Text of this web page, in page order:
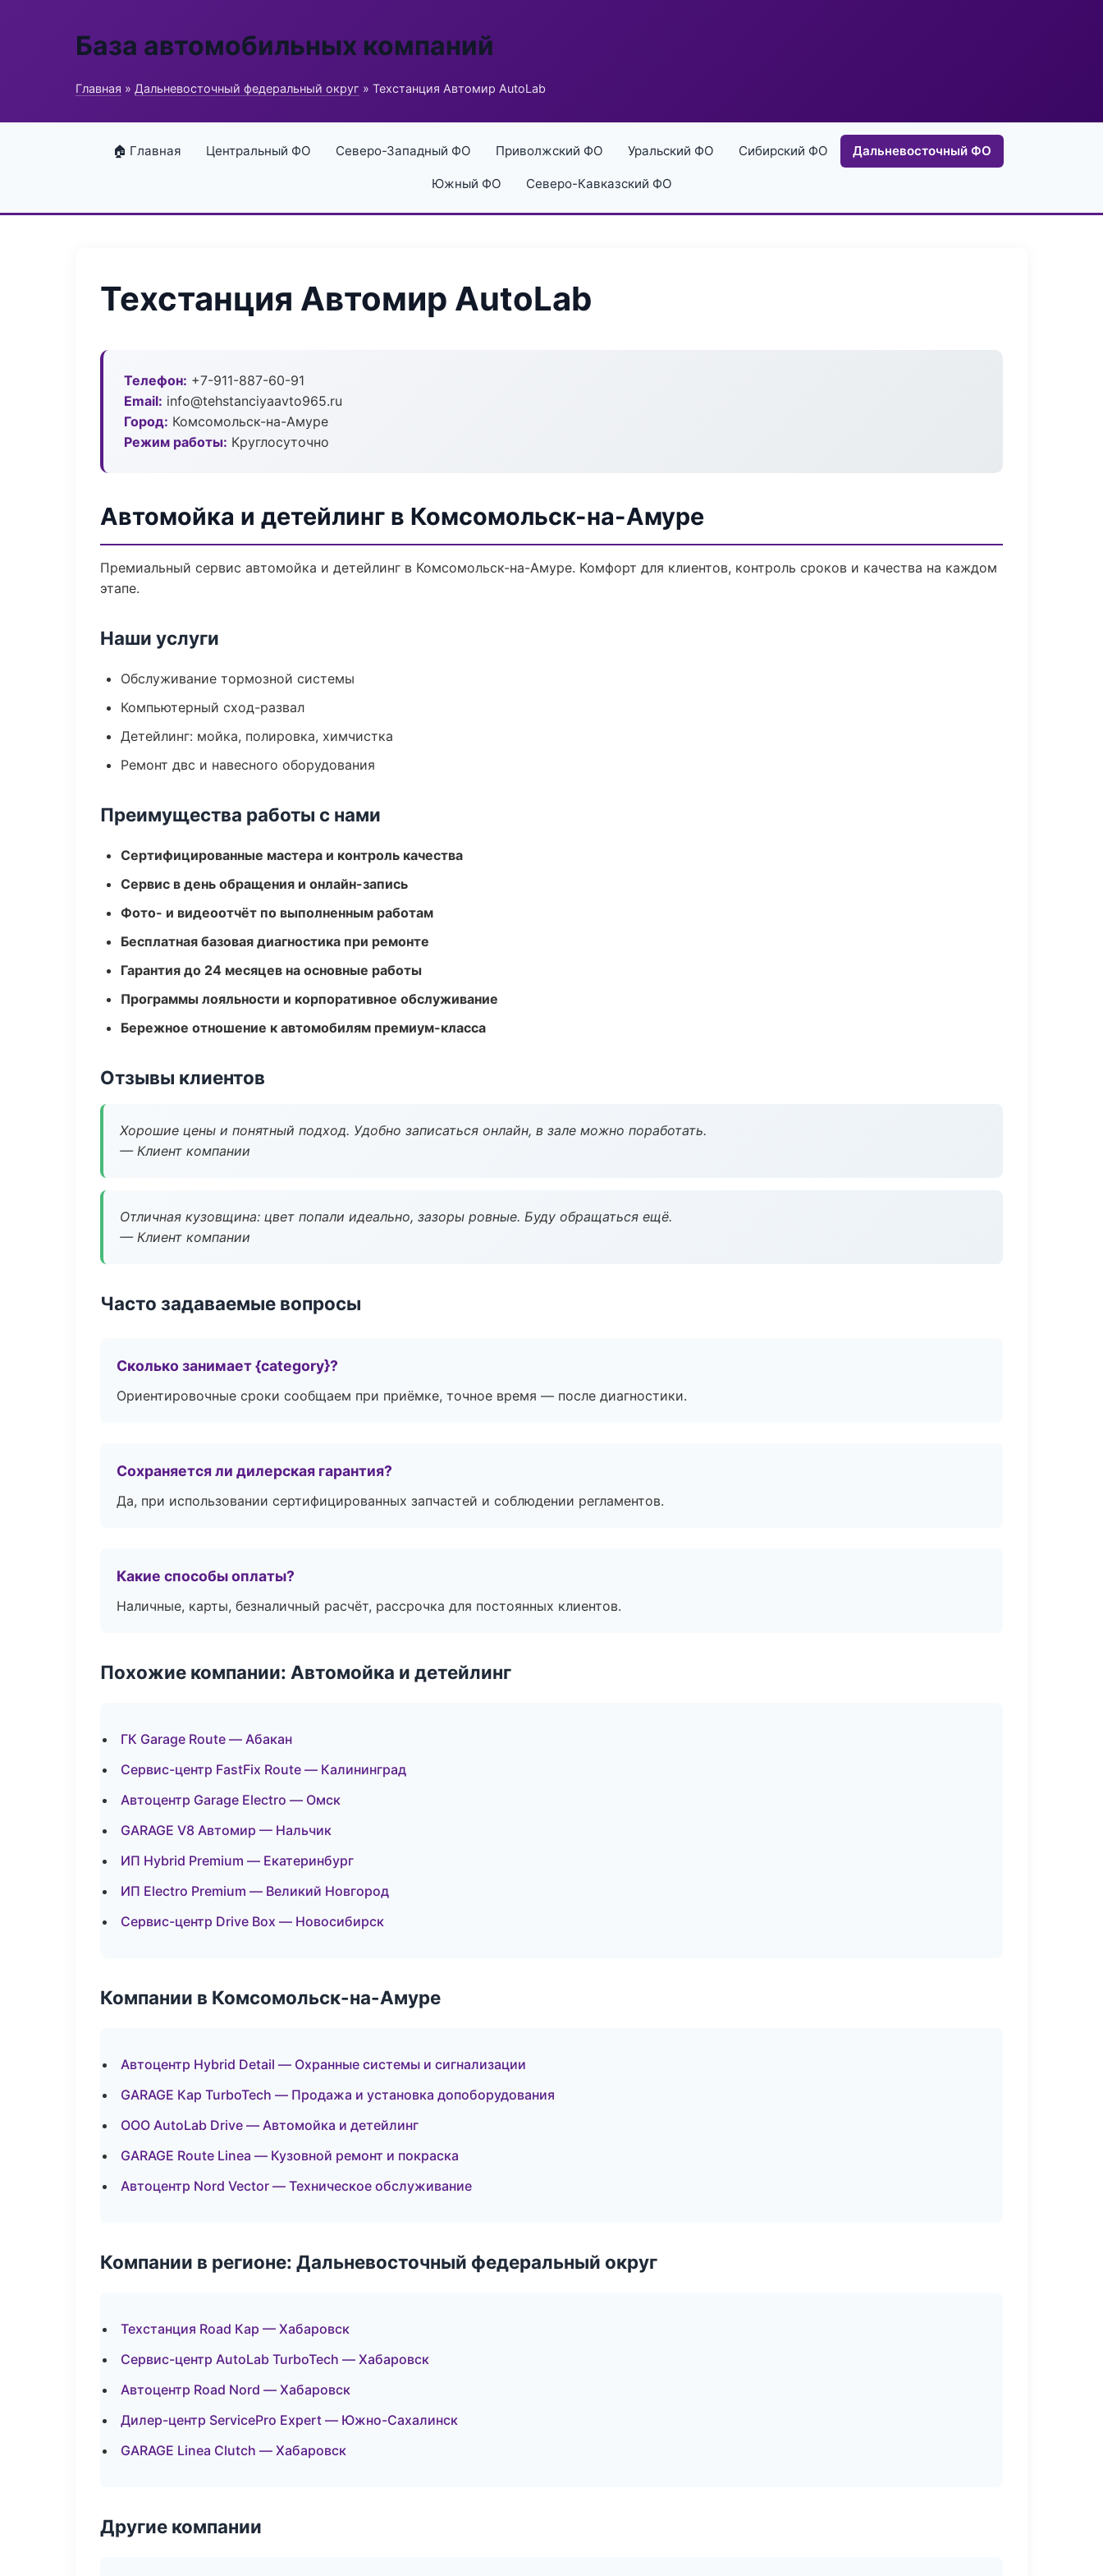
База автомобильных компаний
Главная » Дальневосточный федеральный округ » Техстанция Автомир AutoLab
🏠 Главная Центральный ФО Северо-Западный ФО Приволжский ФО Уральский ФО Сибирский ФО Дальневосточный ФО
Южный ФО Северо-Кавказский ФО
Техстанция Автомир AutoLab
Телефон: +7-911-887-60-91
Email: info@tehstanciyaavto965.ru
Город: Комсомольск-на-Амуре
Режим работы: Круглосуточно
Автомойка и детейлинг в Комсомольск-на-Амуре
Премиальный сервис автомойка и детейлинг в Комсомольск-на-Амуре. Комфорт для клиентов, контроль сроков и качества на каждом
этапе.
Наши услуги
Обслуживание тормозной системы
Компьютерный сход-развал
Детейлинг: мойка, полировка, химчистка
Ремонт двс и навесного оборудования
Преимущества работы с нами
Сертифицированные мастера и контроль качества
Сервис в день обращения и онлайн-запись
Фото- и видеоотчёт по выполненным работам
Бесплатная базовая диагностика при ремонте
Гарантия до 24 месяцев на основные работы
Программы лояльности и корпоративное обслуживание
Бережное отношение к автомобилям премиум-класса
Отзывы клиентов
Хорошие цены и понятный подход. Удобно записаться онлайн, в зале можно поработать.
— Клиент компании
Отличная кузовщина: цвет попали идеально, зазоры ровные. Буду обращаться ещё.
— Клиент компании
Часто задаваемые вопросы
Сколько занимает {category}?
Ориентировочные сроки сообщаем при приёмке, точное время — после диагностики.
Сохраняется ли дилерская гарантия?
Да, при использовании сертифицированных запчастей и соблюдении регламентов.
Какие способы оплаты?
Наличные, карты, безналичный расчёт, рассрочка для постоянных клиентов.
Похожие компании: Автомойка и детейлинг
ГК Garage Route — Абакан
Сервис-центр FastFix Route — Калининград
Автоцентр Garage Electro — Омск
GARAGE V8 Автомир — Нальчик
ИП Hybrid Premium — Екатеринбург
ИП Electro Premium — Великий Новгород
Сервис-центр Drive Box — Новосибирск
Компании в Комсомольск-на-Амуре
Автоцентр Hybrid Detail — Охранные системы и сигнализации
GARAGE Кар TurboTech — Продажа и установка допоборудования
ООО AutoLab Drive — Автомойка и детейлинг
GARAGE Route Linea — Кузовной ремонт и покраска
Автоцентр Nord Vector — Техническое обслуживание
Компании в регионе: Дальневосточный федеральный округ
Техстанция Road Кар — Хабаровск
Сервис-центр AutoLab TurboTech — Хабаровск
Автоцентр Road Nord — Хабаровск
Дилер-центр ServicePro Expert — Южно-Сахалинск
GARAGE Linea Clutch — Хабаровск
Другие компании